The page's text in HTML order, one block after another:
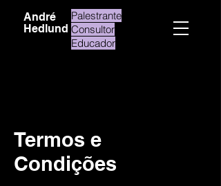
André
Hedlund
Palestrante
Consultor
Educador
Termos e
Condições